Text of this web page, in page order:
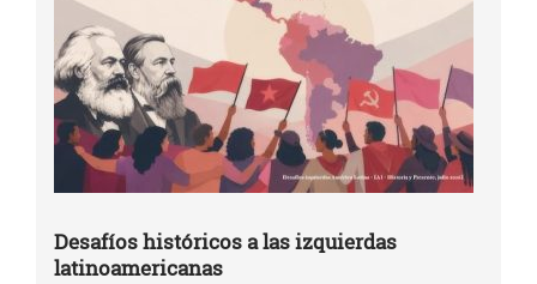
Desafíos históricos a las izquierdas
latinoamericanas